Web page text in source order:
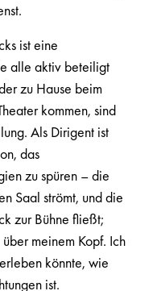
ist eine
alle aktiv beteiligt
zu Hause beim
kommen, sind
Als Dirigent ist
das
zu spüren – die
Saal strömt, und die
zur Bühne fließt;
meinem Kopf. Ich
könnte, wie
ist.